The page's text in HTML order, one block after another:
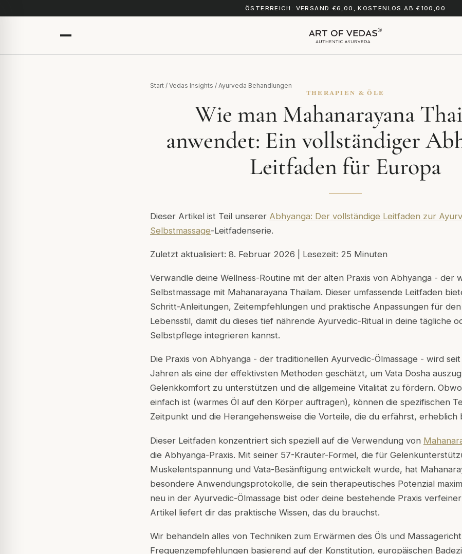
ÖSTERREICH: VERSAND €6,00, KOSTENLOS AB €100,00
Start / Vedas Insights / Ayurveda Behandlungen
THERAPIEN & ÖLE
Wie man Mahanarayana
anwendet: Ein vollständiger
Leitfaden für Europa
Dieser Artikel ist Teil unserer Abhyanga: Der vollständige Leitfaden zur
Selbstmassage-Leitfadenserie.
Zuletzt aktualisiert: 8. Februar 2026 | Lesezeit: 25 Minuten
Verwandle deine Wellness-Routine mit der alten Praxis von Abhyanga - der
Selbstmassage mit Mahanarayana Thailam. Dieser umfassende Leitfaden
Schritt-Anleitungen, Zeitempfehlungen und praktische Anpassungen für
Lebensstil, damit du dieses tief nährende Ayurvedic-Ritual in deine tägliche
Selbstpflege integrieren kannst.
Die Praxis von Abhyanga - der traditionellen Ayurvedic-Ölmassage - wird
Jahren als eine der effektivsten Methoden geschätzt, um Vata Dosha
Gelenkkomfort zu unterstützen und die allgemeine Vitalität zu fördern.
einfach ist (warmes Öl auf den Körper auftragen), können die spezifischen
Zeitpunkt und die Herangehensweise die Vorteile, die du erfährst, erheblich
Dieser Leitfaden konzentriert sich speziell auf die Verwendung von
die Abhyanga-Praxis. Mit seiner 57-Kräuter-Formel, die für
Muskelentspannung und Vata-Besänftigung entwickelt wurde, hat
besondere Anwendungsprotokolle, die sein therapeutisches Potenzial
neu in der Ayurvedic-Ölmassage bist oder deine bestehende Praxis
Artikel liefert dir das praktische Wissen, das du brauchst.
Wir behandeln alles von Techniken zum Erwärmen des Öls und
Frequenzempfehlungen basierend auf der Konstitution, europäischen